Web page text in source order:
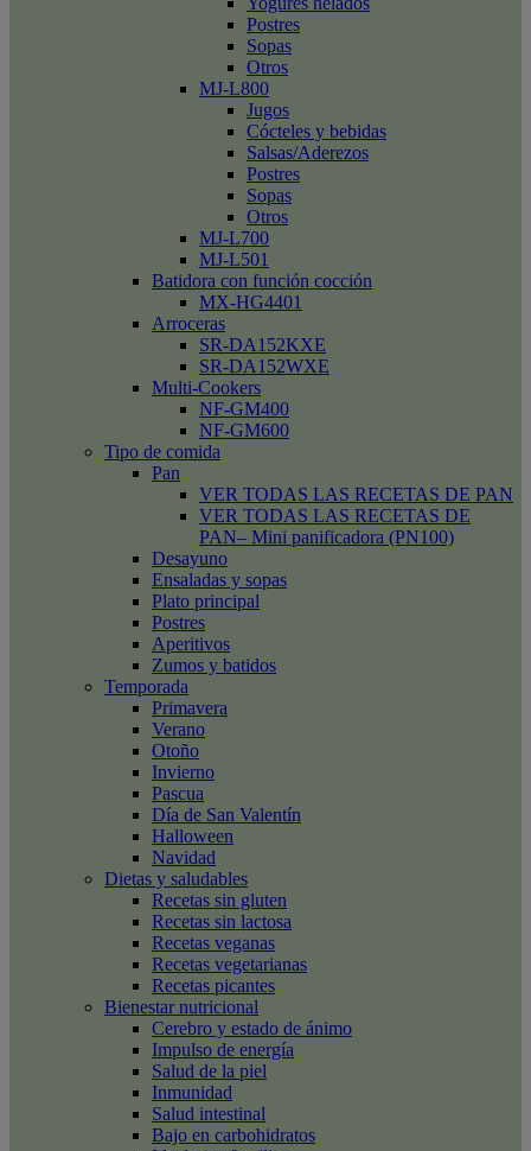
Postres
Sopas
Otros
MJ-L800
Jugos
Cócteles y bebidas
Salsas/Aderezos
Postres
Sopas
Otros
MJ-L700
MJ-L501
Batidora con función cocción
MX-HG4401
Arroceras
SR-DA152KXE
SR-DA152WXE
Multi-Cookers
NF-GM400
NF-GM600
Tipo de comida
Pan
VER TODAS LAS RECETAS DE PAN
VER TODAS LAS RECETAS DE
PAN– Mini panificadora (PN100)
Desayuno
Ensaladas y sopas
Plato principal
Postres
Aperitivos
Zumos y batidos
Temporada
Primavera
Verano
Otoño
Invierno
Pascua
Día de San Valentín
Halloween
Navidad
Dietas y saludables
Recetas sin gluten
Recetas sin lactosa
Recetas veganas
Recetas vegetarianas
Recetas picantes
Bienestar nutricional
Cerebro y estado de ánimo
Impulso de energía
Salud de la piel
Inmunidad
Salud intestinal
Bajo en carbohidratos